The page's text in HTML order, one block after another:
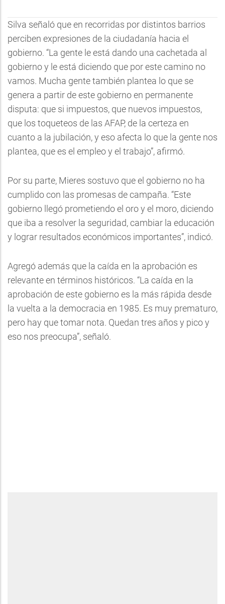
Silva señaló que en recorridas por distintos barrios
perciben expresiones de la ciudadanía hacia el
gobierno. “La gente le está dando una cachetada al
gobierno y le está diciendo que por este camino no
vamos. Mucha gente también plantea lo que se
genera a partir de este gobierno en permanente
disputa: que si impuestos, que nuevos impuestos,
que los toqueteos de las AFAP, de la certeza en
cuanto a la jubilación, y eso afecta lo que la gente nos
plantea, que es el empleo y el trabajo”, afirmó.
Por su parte, Mieres sostuvo que el gobierno no ha
cumplido con las promesas de campaña. “Este
gobierno llegó prometiendo el oro y el moro, diciendo
que iba a resolver la seguridad, cambiar la educación
y lograr resultados económicos importantes”, indicó.
Agregó además que la caída en la aprobación es
relevante en términos históricos. “La caída en la
aprobación de este gobierno es la más rápida desde
la vuelta a la democracia en 1985. Es muy prematuro,
pero hay que tomar nota. Quedan tres años y pico y
eso nos preocupa”, señaló.